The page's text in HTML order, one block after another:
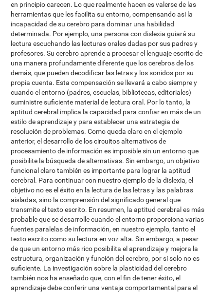
en principio carecen. Lo que realmente hacen es valerse de las
herramientas que les facilita su entorno, compensando así la
incapacidad de su cerebro para dominar una habilidad
determinada. Por ejemplo, una persona con dislexia guiará su
lectura escuchando las lecturas orales dadas por sus padres y
profesores. Su cerebro aprende a procesar el lenguaje escrito de
una manera profundamente diferente que los cerebros de los
demás, que pueden decodificar las letras y los sonidos por su
propia cuenta. Esta compensación se llevará a cabo siempre y
cuando el entorno (padres, escuelas, bibliotecas, editoriales)
suministre suficiente material de lectura oral. Por lo tanto, la
aptitud cerebral implica la capacidad para confiar en más de un
estilo de aprendizaje y para establecer una estrategia de
resolución de problemas. Como queda claro en el ejemplo
anterior, el desarrollo de los circuitos alternativos de
procesamiento de información es imposible sin un entorno que
posibilite la búsqueda de alternativas. Sin embargo, un objetivo
funcional claro también es importante para lograr la aptitud
cerebral. Para continuar con nuestro ejemplo de la dislexia, el
objetivo no es el éxito en la lectura de las letras y las palabras
aisladas, sino la comprensión del significado general que
transmite el texto escrito. En resumen, la aptitud cerebral es más
probable que se desarrolle cuando el entorno proporciona varias
fuentes paralelas de información, en nuestro ejemplo, tanto el
texto escrito como su lectura en voz alta. Sin embargo, a pesar
de que un entorno más rico posibilita el aprendizaje y mejora la
estructura, organización y función del cerebro, por sí solo no es
suficiente. La investigación sobre la plasticidad del cerebro
también nos ha enseñado que, con el fin de tener éxito, el
aprendizaje debe conferir una ventaja comportamental para el